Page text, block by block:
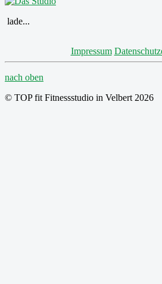
lade...
Impressum
nach oben
© TOP fit Fitnessstudio in Velbert 2026